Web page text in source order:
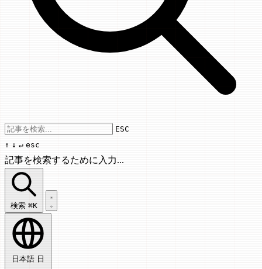
Use arrow keys to navigate results,
ESC
↑ ↓ ↵ esc
記事を検索するために入力...
記事を検索...
検索 ⌘K
日本語 日